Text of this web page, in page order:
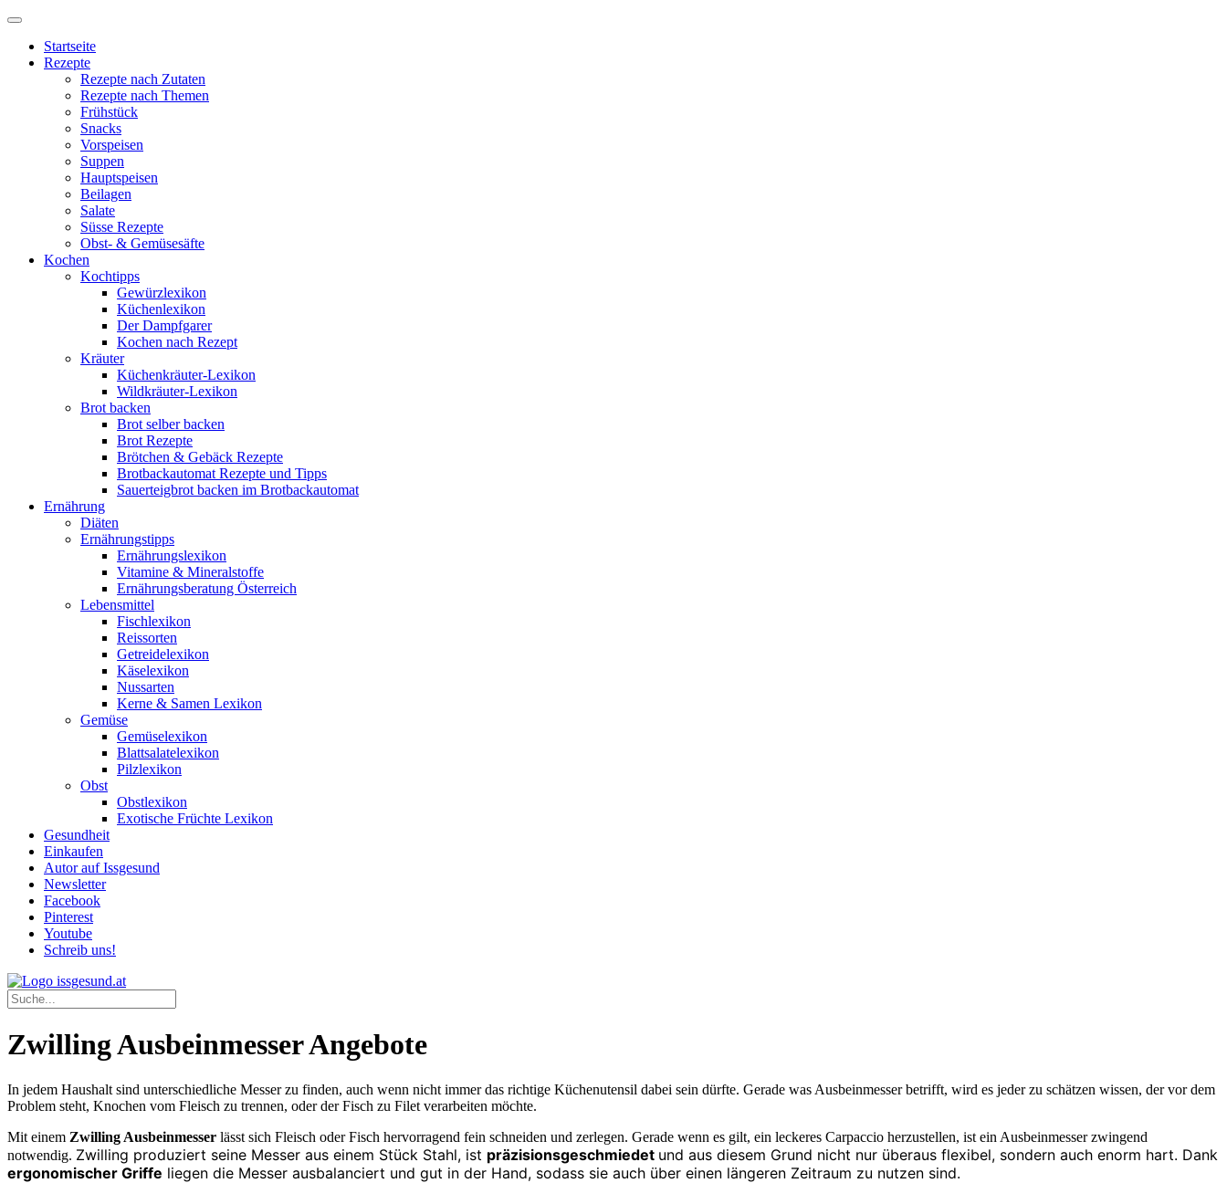
Startseite
Rezepte
Rezepte nach Zutaten
Rezepte nach Themen
Frühstück
Snacks
Vorspeisen
Suppen
Hauptspeisen
Beilagen
Salate
Süsse Rezepte
Obst- & Gemüsesäfte
Kochen
Kochtipps
Gewürzlexikon
Küchenlexikon
Der Dampfgarer
Kochen nach Rezept
Kräuter
Küchenkräuter-Lexikon
Wildkräuter-Lexikon
Brot backen
Brot selber backen
Brot Rezepte
Brötchen & Gebäck Rezepte
Brotbackautomat Rezepte und Tipps
Sauerteigbrot backen im Brotbackautomat
Ernährung
Diäten
Ernährungstipps
Ernährungslexikon
Vitamine & Mineralstoffe
Ernährungsberatung Österreich
Lebensmittel
Fischlexikon
Reissorten
Getreidelexikon
Käselexikon
Nussarten
Kerne & Samen Lexikon
Gemüse
Gemüselexikon
Blattsalatelexikon
Pilzlexikon
Obst
Obstlexikon
Exotische Früchte Lexikon
Gesundheit
Einkaufen
Autor auf Issgesund
Newsletter
Facebook
Pinterest
Youtube
Schreib uns!
Zwilling Ausbeinmesser Angebote
In jedem Haushalt sind unterschiedliche Messer zu finden, auch wenn nicht immer das richtige Küchenutensil dabei sein dürfte. Gerade was Ausbeinmesser betrifft, wird es jeder zu schätzen wissen, der vor dem
Problem steht, Knochen vom Fleisch zu trennen, oder der Fisch zu Filet verarbeiten möchte.
Mit einem Zwilling Ausbeinmesser lässt sich Fleisch oder Fisch hervorragend fein schneiden und zerlegen. Gerade wenn es gilt, ein leckeres Carpaccio herzustellen, ist ein Ausbeinmesser zwingend
notwendig. Zwilling produziert seine Messer aus einem Stück Stahl, ist präzisionsgeschmiedet und aus diesem Grund nicht nur überaus flexibel, sondern auch enorm hart. Dank
ergonomischer Griffe liegen die Messer ausbalanciert und gut in der Hand, sodass sie auch über einen längeren Zeitraum zu nutzen sind.